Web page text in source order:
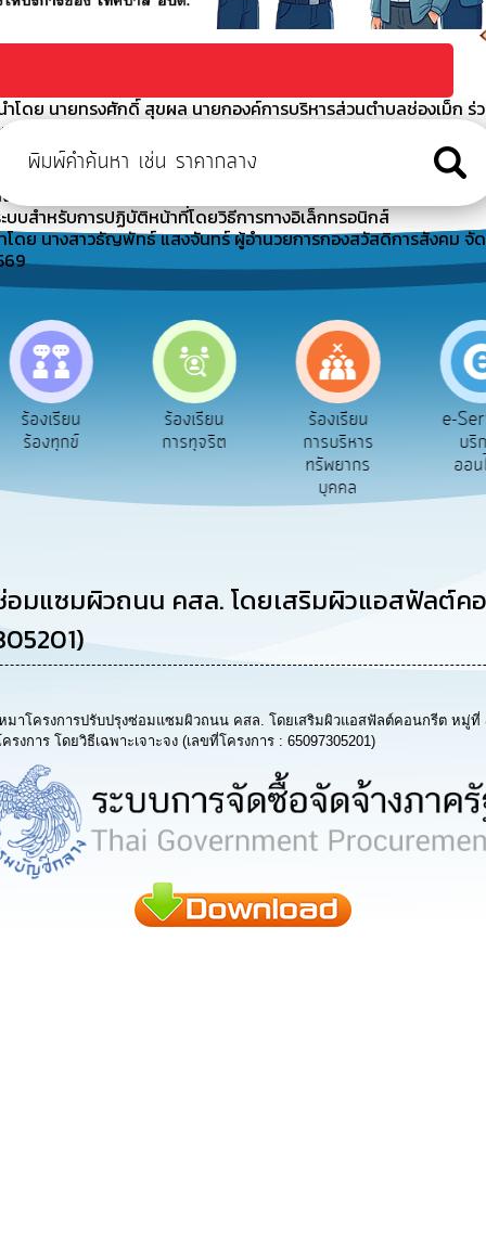
โดย นายทรงศักดิ์ สุขผล นายกองค์การบริหารส่วนตำบลช่องเม็ก ร่
นี (พอ.สว.) ร่วมกับ หน่วยบริการอำเภอเคลื่อน
โดย นางสาวธัญพัทธ์ แสงจันทร์ ผู้อำนวยการกองสวัสดิการสังคม ไ
ปี 2569
อิเล็กทรอนิกส์สำหรับติดต่อองค์การบริหารส่วนตำบลช่องเม็ก
บบสำหรับการปฏิบัติหน้าที่โดยวิธีการทางอิเล็กทรอนิกส์
ดย นางสาวธัญพัทธ์ แสงจันทร์ ผู้อำนวยการกองสวัสดิการสังคม จัด
ร้องเรียน
ร้องทุกข์
ร้องเรียน
การทุจริต
ร้องเรียน
การบริหาร
ทรัพยากร
บุคคล
e-
บริ
ออน
อมแซมผิวถนน คสล. โดยเสริมผิวแอสฟัลต์
มาโครงการปรับปรุงซ่อมแซมผิวถนน คสล. โดยเสริมผิวแอสฟัลต์คอนกรีต ห
ร โดยวิธีเฉพาะเจาะจง (เลขที่โครงการ : 65097305201)